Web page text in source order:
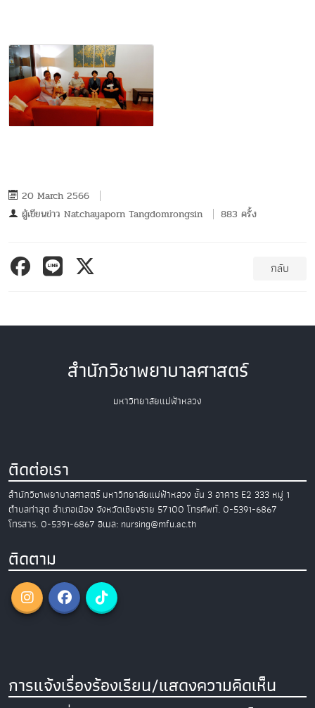
20 March 2566
ผู้เขียนข่าว Natchayaporn Tangdomrongsin 883 ครั้ง
กลับ
สำนักวิชาพยาบาลศาสตร์
มหาวิทยาลัยแม่ฟ้าหลวง
ติดต่อเรา
สำนักวิชาพยาบาลศาสตร์ มหาวิทยาลัยแม่ฟ้าหลวง ชั้น 3 อาคาร E2 333 หมู่ 1
ตำบลท่าสุด อำเภอเมือง จังหวัดเชียงราย 57100 โทรศัพท์. 0-5391-6867
โทรสาร. 0-5391-6867 อีเมล: nursing@mfu.ac.th
ติดตาม
การแจ้งเรื่องร้องเรียน/แสดงความคิดเห็น